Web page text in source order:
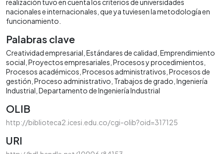
realización tuvo en cuenta los criterios de universidades
nacionales e internacionales, que ya tuviesen la metodología en
funcionamiento.
Palabras clave
Creatividad empresarial Estándares de calidad Emprendimiento
social Proyectos empresariales Procesos y procedimientos
Procesos académicos Procesos administrativos Procesos de
gestión Proceso administrativo Trabajos de grado Ingeniería
Industrial Departamento de Ingeniería Industrial
OLIB
http://biblioteca2.icesi.edu.co/cgi-olib?oid=317125
URI